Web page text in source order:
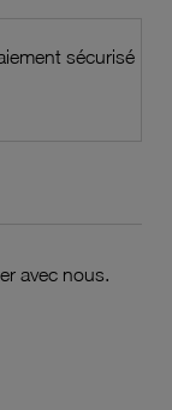
sécurisé
avec nous.